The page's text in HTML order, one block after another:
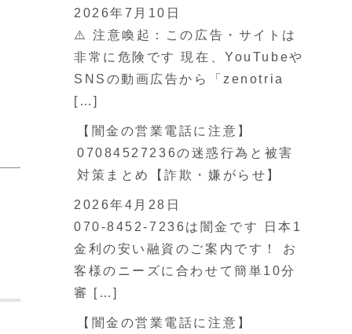
2026年7月10日
⚠️ 注意喚起：この広告・サイトは
非常に危険です 現在、YouTubeや
SNSの動画広告から「zenotria
[…]
【闇金の営業電話に注意】
07084527236の迷惑行為と被害
対策まとめ【詐欺・嫌がらせ】
2026年4月28日
070-8452-7236は闇金です 日本1
金利の安い融資のご案内です！ お
客様のニーズに合わせて簡単10分
審 […]
【闇金の営業電話に注意】